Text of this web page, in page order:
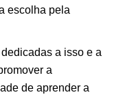
escolha pela
a isso e a
a
de aprender a